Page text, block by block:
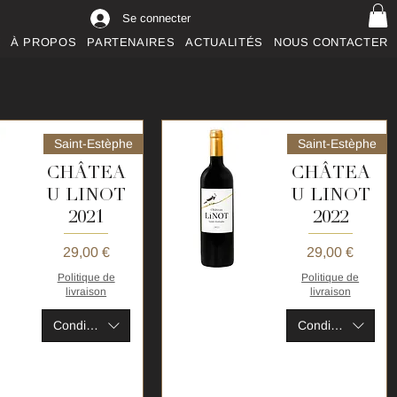
À PROPOS PARTENAIRES ACTUALITÉS NOUS CONTACTER
Se connecter
Saint-Estèphe
CHÂTEA
U LINOT
2021
Prix
29,00 €
Politique de
livraison
Conditionnement
Saint-Estèphe
CHÂTEA
U LINOT
2022
Prix
29,00 €
Politique de
livraison
Conditionnement